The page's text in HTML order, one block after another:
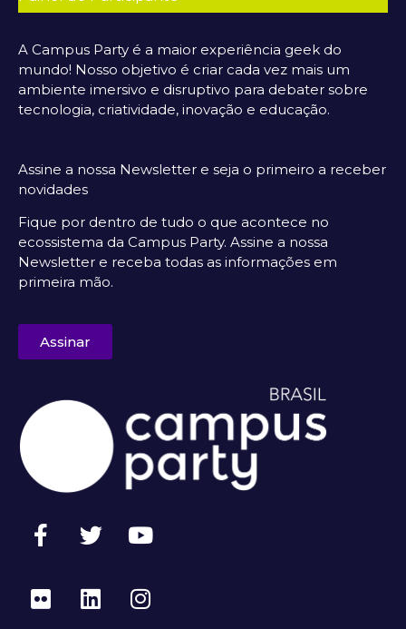
A Campus Party é a maior experiência geek do
mundo! Nosso objetivo é criar cada vez mais um
ambiente imersivo e disruptivo para debater sobre
tecnologia, criatividade, inovação e educação.
Assine a nossa Newsletter e seja o primeiro a receber
novidades
Fique por dentro de tudo o que acontece no
ecossistema da Campus Party. Assine a nossa
Newsletter e receba todas as informações em
primeira mão.
Assinar